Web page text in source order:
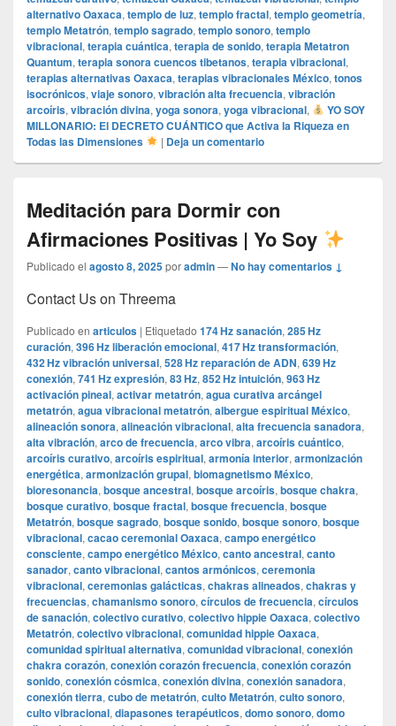
alternativo Oaxaca, templo de luz, templo fractal, templo geometría,
templo Metatrón, templo sagrado, templo sonoro, templo
vibracional, terapia cuántica, terapia de sonido, terapia Metatron
Quantum, terapia sonora cuencos tibetanos, terapia vibracional,
terapias alternativas Oaxaca, terapias vibracionales México, tonos
isocrónicos, viaje sonoro, vibración alta frecuencia, vibración
arcoíris, vibración divina, yoga sonora, yoga vibracional,
YO SOY
MILLONARIO: El DECRETO CUÁNTICO que Activa la Riqueza en
Todas las Dimensiones
| Deja un comentario
Meditación para Dormir con
Afirmaciones Positivas | Yo Soy
Publicado el agosto 8, 2025poradmin—No hay comentarios ↓
Contact Us on Threema
Publicado en articulos | Etiquetado 174 Hz sanación, 285 Hz
curación, 396 Hz liberación emocional, 417 Hz transformación,
432 Hz vibración universal, 528 Hz reparación de ADN, 639 Hz
conexión, 741 Hz expresión, 83 Hz, 852 Hz intuición, 963 Hz
activación pineal, activar metatrón, agua curativa arcángel
metatrón, agua vibracional metatrón, albergue espiritual México,
alineación sonora, alineación vibracional, alta frecuencia sanadora,
alta vibración, arco de frecuencia, arco vibra, arcoíris cuántico,
arcoíris curativo, arcoíris espiritual, armonía interior, armonización
energética, armonización grupal, biomagnetismo México,
bioresonancia, bosque ancestral, bosque arcoíris, bosque chakra,
bosque curativo, bosque fractal, bosque frecuencia, bosque
Metatrón, bosque sagrado, bosque sonido, bosque sonoro, bosque
vibracional, cacao ceremonial Oaxaca, campo energético
consciente, campo energético México, canto ancestral, canto
sanador, canto vibracional, cantos armónicos, ceremonia
vibracional, ceremonias galácticas, chakras alineados, chakras y
frecuencias, chamanismo sonoro, círculos de frecuencia, círculos
de sanación, colectivo curativo, colectivo hippie Oaxaca, colectivo
Metatrón, colectivo vibracional, comunidad hippie Oaxaca,
comunidad spiritual alternativa, comunidad vibracional, conexión
chakra corazón, conexión corazón frecuencia, conexión corazón
sonido, conexión cósmica, conexión divina, conexión sanadora,
conexión tierra, cubo de metatrón, culto Metatrón, culto sonoro,
culto vibracional, diapasones terapéuticos, domo sonoro, domo